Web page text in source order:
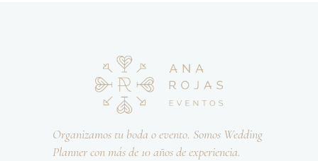
Organizamos tu boda o evento. Somos Wedding
Planner con más de 10 años de experiencia.